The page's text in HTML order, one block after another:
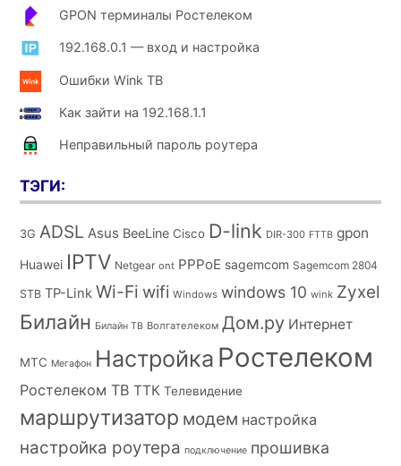
GPON терминалы Ростелеком
192.168.0.1 — вход и настройка
Ошибки Wink ТВ
Как зайти на 192.168.1.1
Неправильный пароль роутера
ТЭГИ:
3G ADSL Asus BeeLine Cisco D-link DIR-300 FTTB gpon
Huawei IPTV Netgear ont PPPoE sagemcom Sagemcom 2804
STB TP-Link Wi-Fi wifi Windows windows 10 wink Zyxel
Билайн Билайн ТВ Волгателеком Дом.ру Интернет
МТС Мегафон Настройка Ростелеком
Ростелеком ТВ ТТК Телевидение
маршрутизатор модем настройка
настройка роутера подключение прошивка